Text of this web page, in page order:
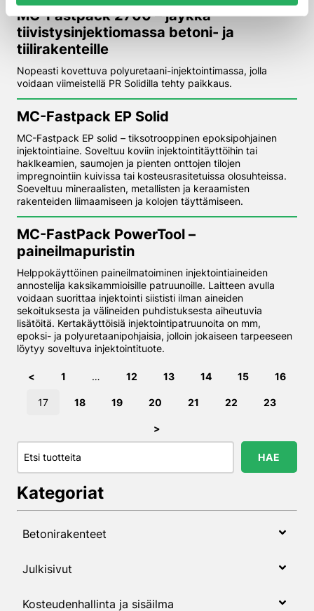
MC-Fastpack 2700 – jäykkä
tiivistysinjektio­massa betoni- ja
tiilirakenteille
Nopeasti kovettuva polyuretaani-injektointimassa, jolla
voidaan viimeistellä PR Solidilla tehty paikkaus.
MC-Fastpack EP Solid
MC-Fastpack EP solid – tiksotrooppinen epoksipohjainen
injektointiaine. Soveltuu koviin injektointitäyttöihin tai
haklkeamien, saumojen ja pienten onttojen tilojen
impregnointiin kuivissa tai kosteusrasitetuissa olosuhteissa.
Soeveltuu mineraalisten, metallisten ja keraamisten
rakenteiden liimaamiseen ja kolojen täyttämiseen.
MC-FastPack PowerTool –
paineilmapuristin
Helppokäyttöinen paineilmatoiminen injektointiaineiden
annostelija kaksikammioisille patruunoille. Laitteen avulla
voidaan suorittaa injektointi siististi ilman aineiden
sekoituksesta ja välineiden puhdistuksesta aiheutuvia
lisätöitä. Kertakäyttöisiä injektointipatruunoita on mm,
epoksi- ja polyuretaanipohjaisia, jolloin jokaiseen tarpeeseen
löytyy soveltuva injektointituote.
Artikkelien sivutus
< Sivu
1 … Sivu
12 Sivu
13 Sivu
14 Sivu
15 Sivu
16
Sivu
17 Sivu
18 Sivu
19 Sivu
20 Sivu
21 Sivu
22 Sivu
23
>
HAE
Kategoriat
Betonirakenteet
Julkisivut
Kosteudenhallinta ja sisäilma